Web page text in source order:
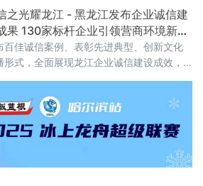
裁院主任，就深化农民工工资履约保证险
合作展开接洽。双方围绕业务落地、机制
等核心议题进行深入交流，达成多项共
会上，国寿财险方详细阐释了农民工工资
保证险的产品设计逻辑、服务优势及前期
维护农民工劳动报酬权益的
之光耀龙江 - 黑龙江发布企业诚信建
果 130家标杆企业引领营商环境新生
百佳诚信案例、表彰先进典型、创新文化
形式，全面展现龙江企业诚信建设成效，
标准引领 构建诚信建设体系省诚信建设促
会长张波在主旨报告中披露，2025年协会
建为引领，牵头制定行业、地方及团体标
项，覆盖食品加工、医药健康等12个